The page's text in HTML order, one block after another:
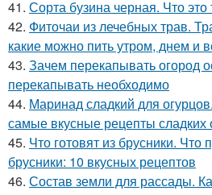
41. Сорта бузина черная. Что это
42. Фиточаи из лечебных трав.
какие можно пить утром, днем и
43. Зачем перекапывать огород
перекапывать необходимо
44. Маринад сладкий для
самые вкусные рецепты сладких
45. Что готовят из брусники. Что
брусники: 10 вкусных рецептов
46. Состав земли для рассады.